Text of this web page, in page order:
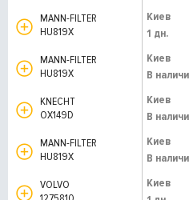
MANN-FILTER
HU819X
Киев
1 дн.
MANN-FILTER
HU819X
Киев
В
KNECHT
OX149D
Киев
В
MANN-FILTER
HU819X
Киев
В
VOLVO
Киев